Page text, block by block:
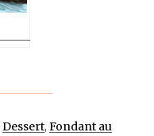
Dessert, Fondant au